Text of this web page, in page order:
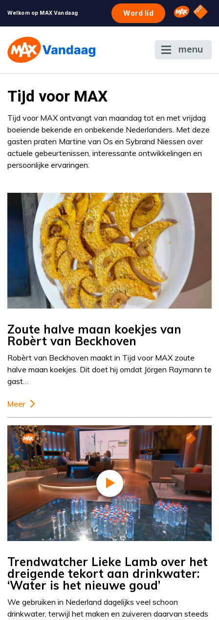
Welkom op MAX Vandaag Word lid Omroep
NPO
menu
Tijd voor MAX
Tijd voor MAX ontvangt van maandag tot en met vrijdag
boeiende bekende en onbekende Nederlanders. Met deze
gasten praten Martine van Os en Sybrand Niessen over
actuele gebeurtenissen, interessante ontwikkelingen en
persoonlijke ervaringen.
Zoute halve maan koekjes van
Robèrt van Beckhoven
Robèrt van Beckhoven maakt in Tijd voor MAX zoute
halve maan koekjes. Dit doet hij omdat Jörgen Raymann te
gast…
Meer
Trendwatcher Lieke Lamb over het
dreigende tekort aan drinkwater:
‘Water is het nieuwe goud’
We gebruiken in Nederland dagelijks veel schoon
drinkwater, terwijl het maken en zuiveren daarvan steeds